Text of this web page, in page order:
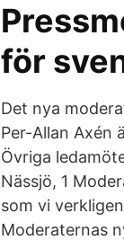
för
Det nya
Per-Allan Axén
Övriga
Nässjö, 1
som vi
Moderaternas